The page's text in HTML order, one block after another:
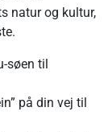
natur og kultur,
søen til
på din vej til